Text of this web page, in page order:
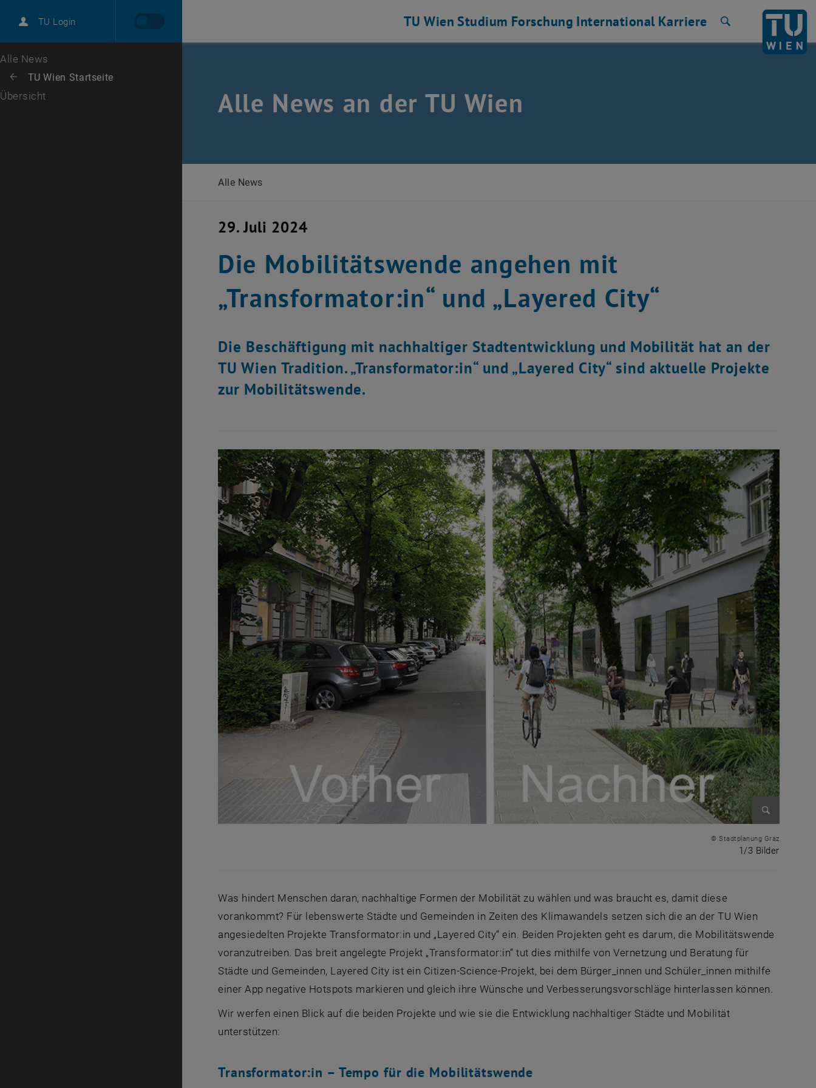
TU Login
Karriere
Zur 1. Menü Ebene
Alle News
Zurück: Subseiten von TU Wien Startseite auflisten
Zurück zur letzten Ebene:
TU Wien Startseite
Übersicht
TU Wien Studium Forschung International Karriere
Alle News an der TU Wien
Alle News
29. Juli 2024
Die Mobilitätswende angehen mit
„Transformator:in“ und „Layered City“
Die Beschäftigung mit nachhaltiger Stadtentwicklung und Mobilität hat an der
TU Wien Tradition. „Transformator:in“ und „Layered City“ sind aktuelle Projekte
zur Mobilitätswende.
© Stadtplanung Graz
1/3 Bilder
Was hindert Menschen daran, nachhaltige Formen der Mobilität zu wählen und was braucht es, damit diese
vorankommt? Für lebenswerte Städte und Gemeinden in Zeiten des Klimawandels setzen sich die an der TU Wien
angesiedelten Projekte Transformator:in und „Layered City“ ein. Beiden Projekten geht es darum, die Mobilitätswende
voranzutreiben. Das breit angelegte Projekt „Transformator:in“ tut dies mithilfe von Vernetzung und Beratung für
Städte und Gemeinden, Layered City ist ein Citizen-Science-Projekt, bei dem Bürger_innen und Schüler_innen mithilfe
einer App negative Hotspots markieren und gleich ihre Wünsche und Verbesserungsvorschläge hinterlassen können.
Wir werfen einen Blick auf die beiden Projekte und wie sie die Entwicklung nachhaltiger Städte und Mobilität
unterstützen:
Transformator:in – Tempo für die Mobilitätswende